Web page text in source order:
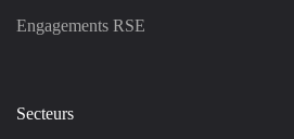
Engagements RSE
Secteurs